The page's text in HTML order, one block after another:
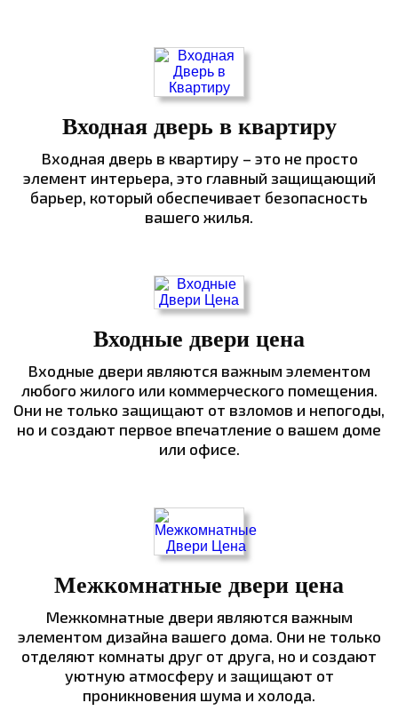
Входная дверь в квартиру
Входная дверь в квартиру – это не просто
элемент интерьера, это главный защищающий
барьер, который обеспечивает безопасность
вашего жилья.
Входные двери цена
Входные двери являются важным элементом
любого жилого или коммерческого помещения.
Они не только защищают от взломов и непогоды,
но и создают первое впечатление о вашем доме
или офисе.
Межкомнатные двери цена
Межкомнатные двери являются важным
элементом дизайна вашего дома. Они не только
отделяют комнаты друг от друга, но и создают
уютную атмосферу и защищают от
проникновения шума и холода.